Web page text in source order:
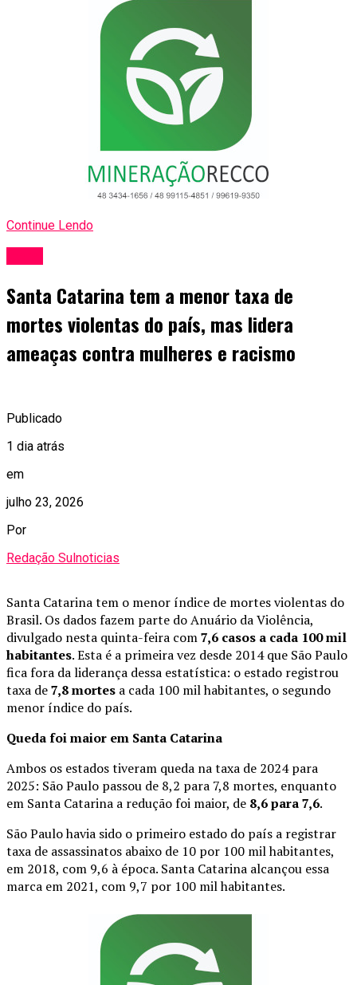
Continue Lendo
Santa Catarina tem a menor taxa de
mortes violentas do país, mas lidera
ameaças contra mulheres e racismo
Publicado
1 dia atrás
em
julho 23, 2026
Por
Redação Sulnoticias
Santa Catarina tem o menor índice de mortes violentas do
Brasil. Os dados fazem parte do Anuário da Violência,
divulgado nesta quinta-feira com7,6 casos a cada 100 mil
habitantes. Esta é a primeira vez desde 2014 que São Paulo
fica fora da liderança dessa estatística: o estado registrou
taxa de7,8 mortes a cada 100 mil habitantes, o segundo
menor índice do país.
Queda foi maior em Santa Catarina
Ambos os estados tiveram queda na taxa de 2024 para
2025: São Paulo passou de 8,2 para 7,8 mortes, enquanto
em Santa Catarina a redução foi maior, de 8,6 para 7,6.
São Paulo havia sido o primeiro estado do país a registrar
taxa de assassinatos abaixo de 10 por 100 mil habitantes,
em 2018, com 9,6 à época. Santa Catarina alcançou essa
marca em 2021, com 9,7 por 100 mil habitantes.